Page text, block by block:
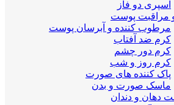
اسپری دو فاز
مراقبت پوست
مرطوب کننده و آبرسان پوست
کرم ضد آفتاب
کرم دور چشم
کرم روز و شب
پاک کننده های صورت
ماسک صورت و بدن
دهان و دندان